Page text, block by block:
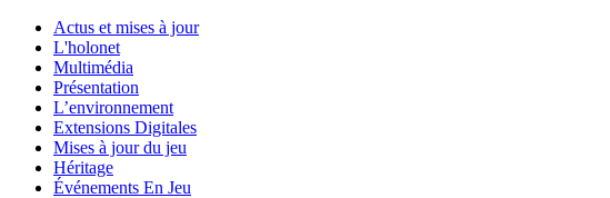
Actus et mises à jour
L'holonet
Multimédia
Présentation
L’environnement
Extensions Digitales
Mises à jour du jeu
Héritage
Événements En Jeu